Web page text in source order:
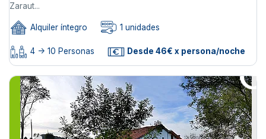
Zaraut...
Alquiler íntegro 1 unidades
4 -> 10 Personas Desde 46€ x persona/noche